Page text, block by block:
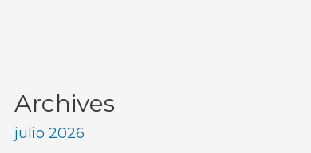
Archives
julio 2026